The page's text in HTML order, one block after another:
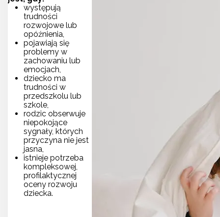
występują
trudności
rozwojowe lub
opóźnienia,
pojawiają się
problemy w
zachowaniu lub
emocjach,
dziecko ma
trudności w
przedszkolu lub
szkole,
rodzic obserwuje
niepokojące
sygnały, których
przyczyna nie jest
jasna,
istnieje potrzeba
kompleksowej,
profilaktycznej
oceny rozwoju
dziecka.